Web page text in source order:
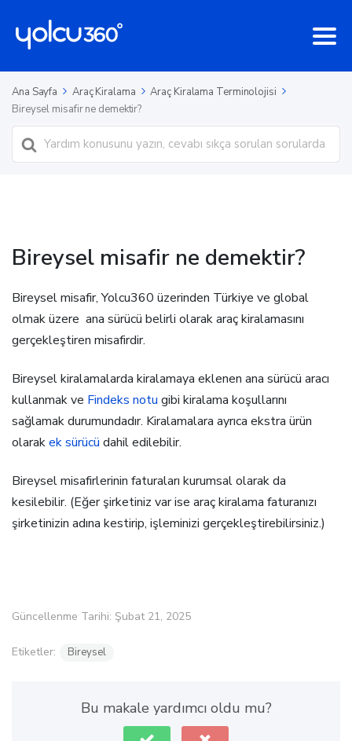
Ana Sayfa Araç Kiralama
Araç Kiralama Terminolojisi
Bireysel misafir ne demektir?
Ara
Bireysel misafir ne demektir?
Bireysel misafir, Yolcu360 üzerinden Türkiye ve global
olmak üzere ana sürücü belirli olarak araç kiralamasını
gerçekleştiren misafirdir.
Bireysel kiralamalarda kiralamaya eklenen ana sürücü aracı
kullanmak ve Findeks notu gibi kiralama koşullarını
sağlamak durumundadır. Kiralamalara ayrıca ekstra ürün
olarakek sürücü dahil edilebilir.
Bireysel misafirlerinin faturaları kurumsal olarak da
kesilebilir. (Eğer şirketiniz var ise araç kiralama faturanızı
şirketinizin adına kestirip, işleminizi gerçekleştirebilirsiniz.)
Güncellenme Tarihi: Şubat 21, 2025
Etiketler: Bireysel
Bu makale yardımcı oldu mu?